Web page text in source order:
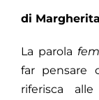
di
La parola
far pensare
riferisca